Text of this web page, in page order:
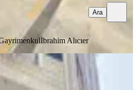
İbrahim Alıcıer
Ara
Dükkan Mustafa Kemal Paşa